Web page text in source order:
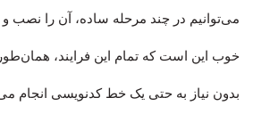
می‌توانیم در چند مرحله ساده، آن را نصب و
خوب این است که تمام این فرایند، همان‌طور
بدون نیاز به حتی یک خط کدنویسی انجام